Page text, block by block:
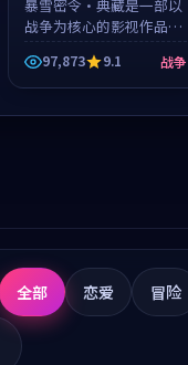
暴雪密令·典藏是一部以
战争为核心的影视作品，
围绕危机、反转与人物成
长展开，整体节奏紧凑，
值得推荐观看。
97,873 9.1 战争
全部 恋爱 冒险